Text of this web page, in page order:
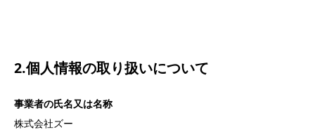
2.個人情報の取り扱いについて
事業者の氏名又は名称
株式会社ズー